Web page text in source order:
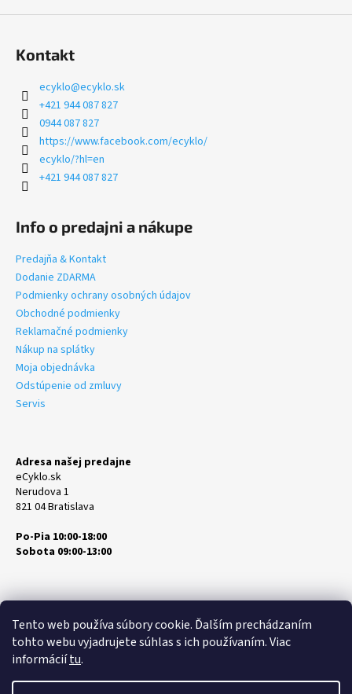
Tento web používa súbory cookie. Ďalším prechádzaním
tohto webu vyjadrujete súhlas s ich používaním. Viac
informáciítu.
Kontakt
ecyklo@ecyklo.sk
+421 944 087 827
0944 087 827
https://www.facebook.com/ecyklo/
ecyklo/?hl=en
+421 944 087 827
Info o predajni a nákupe
Predajňa & Kontakt
Dodanie ZDARMA
Podmienky ochrany osobných údajov
Obchodné podmienky
Reklamačné podmienky
Nákup na splátky
Moja objednávka
Odstúpenie od zmluvy
Servis
Adresa našej predajne
eCyklo.sk
Nerudova 1
821 04 Bratislava
Po-Pia 10:00-18:00
Sobota 09:00-13:00